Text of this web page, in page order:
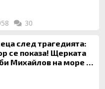
30
след трагедията:
се показа! Щерката
Михайлов на море с